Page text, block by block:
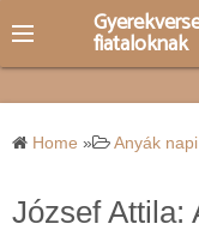
i
p
fiataloknak
Home » Anyák
József Attila: